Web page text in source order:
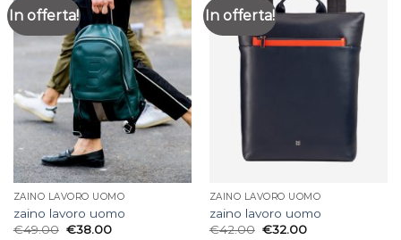
In offerta!
ZAINO LAVORO UOMO
zaino lavoro uomo
€49.00 €38.00
In offerta!
ZAINO LAVORO UOMO
zaino lavoro uomo
€42.00 €32.00